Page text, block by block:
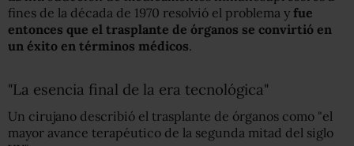
fines de la década de 1970 resolvió el problema y fue
entonces que el trasplante de órganos se convirtió en
un éxito en términos médicos.
"La esencia final de la era tecnológica"
Un cirujano describió el trasplante de órganos como "el
mayor avance terapéutico de la segunda mitad del siglo